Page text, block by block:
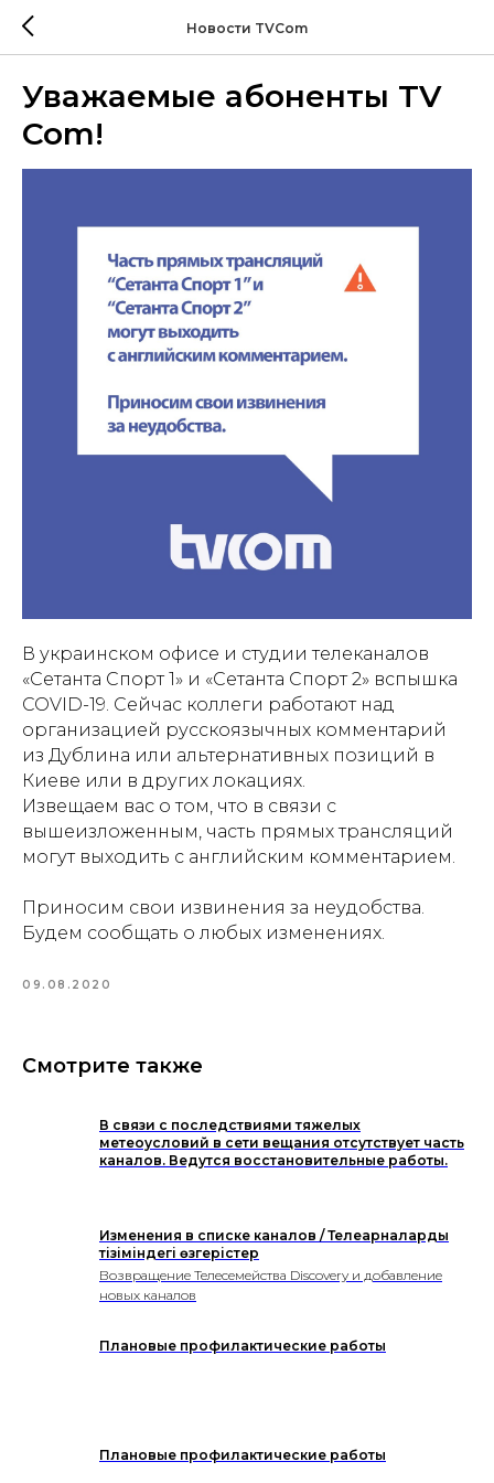
Новости TVCom
Уважаемые абоненты TV
Com!
В украинском офисе и студии телеканалов
«Сетанта Спорт 1» и «Сетанта Спорт 2» вспышка
COVID-19. Сейчас коллеги работают над
организацией русскоязычных комментарий
из Дублина или альтернативных позиций в
Киеве или в других локациях.
Извещаем вас о том, что в связи с
вышеизложенным, часть прямых трансляций
могут выходить с английским комментарием.
Приносим свои извинения за неудобства.
Будем сообщать о любых изменениях.
09.08.2020
Смотрите также
В связи с последствиями тяжелых
метеоусловий в сети вещания отсутствует часть
каналов. Ведутся восстановительные работы.
Изменения в списке каналов / Телеарналардың
тізіміндегі өзгерістер
Возвращение Телесемейства Discovery и добавление
новых каналов
Плановые профилактические работы
Плановые профилактические работы